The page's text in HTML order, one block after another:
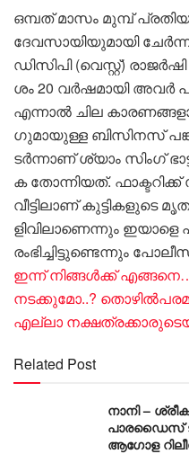
ഒ​മ്പ​ത് മാ​സം മു​മ്പ്
ദേ​വ​സാ​യി​യു​മാ​യി ചേ​ർ​ന്ന്
ഡി​സി​പി (വെ​സ്റ്റ്)
ശം 20 വ​ർ​ഷ​മാ​യി അ​വ​ർ
എ​ന്നാ​ൽ ചി​ല
ഗുമായുള്ള ബി​സി​ന​സ്
ട​ർ​ന്നാ​ണ് ശ്യാം ​സിം​ഗ്
ക തോ​ന്നി​യ​ത്. ഫാ​ക്ട​റി​ക്ക്
വീ​ട്ടി​ലാ​ണ് കു​ട്ടി​ക​ളു​ടെ
ളി​വി​ലാ​ണെ​ന്നും
രം​ഭി​ച്ചി​ട്ടു​ണ്ടെ​ന്നും
ഇന്ന് നിങ്ങൾക്ക്
നടക്കുമോ..?
എല്ലാ
Related Post
നാനി –
പാരഡൈസ്
ആഗോള